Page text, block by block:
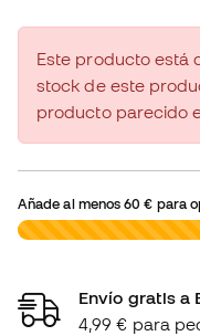
Este producto está
stock de este
producto parecido
Añade al menos60 € para
0,00 €
Envío gratis a
4,99 € para